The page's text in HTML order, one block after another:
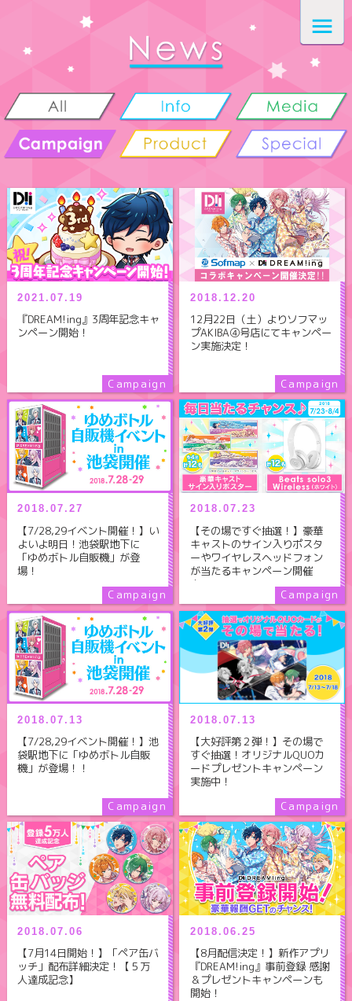
2021.07.19
『DREAM!ing』3周年記念キャ
ンペーン開始！
2018.12.20
12月22日（土）よりソフマッ
プAKIBA④号店にてキャンペー
ン実施決定！
2018.07.27
【7/28,29イベント開催！】い
よいよ明日！池袋駅地下に
「ゆめボトル自販機」が登
場！
2018.07.23
【その場ですぐ抽選！】豪華
キャストのサイン入りポスタ
ーやワイヤレスヘッドフォン
が当たるキャンペーン開催
中！
2018.07.13
【7/28,29イベント開催！】池
袋駅地下に「ゆめボトル自販
機」が登場！！
2018.07.13
【大好評第２弾！】その場で
すぐ抽選！オリジナルQUOカ
ードプレゼントキャンペーン
実施中！
2018.07.06
【7月14日開始！】「ペア缶バ
ッチ」配布詳細決定！【５万
人達成記念】
2018.06.25
【8月配信決定！】新作アプリ
『DREAM!ing』事前登録 感謝
＆プレゼントキャンペーンも
開始！